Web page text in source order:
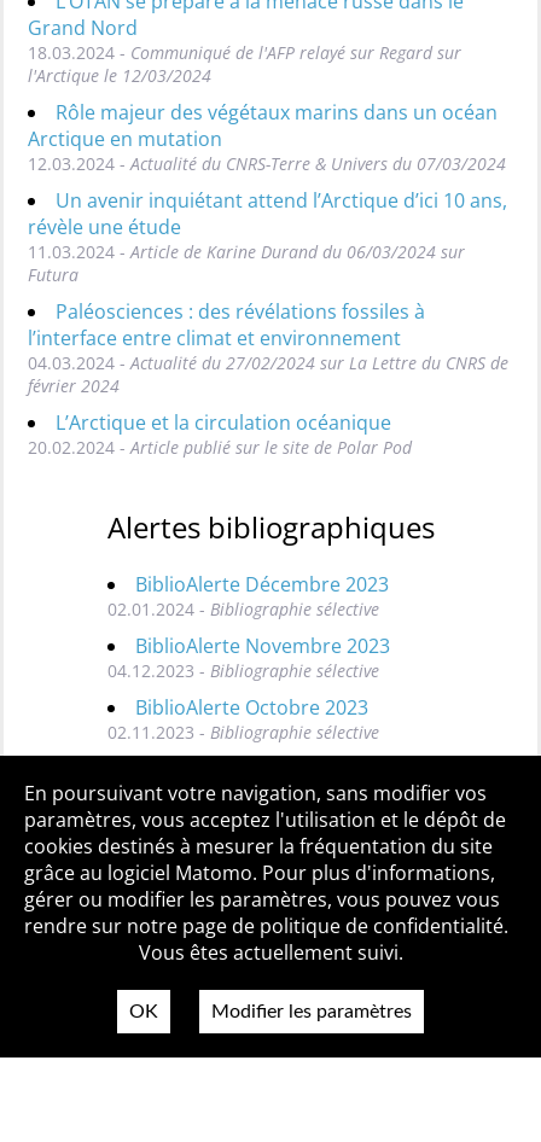
Grand Nord
18.03.2024 - Communiqué de l'AFP relayé sur Regard sur
l'Arctique le 12/03/2024
Rôle majeur des végétaux marins dans un océan
Arctique en mutation
12.03.2024 - Actualité du CNRS-Terre & Univers du 07/03/2024
Un avenir inquiétant attend l’Arctique d’ici 10 ans,
révèle une étude
11.03.2024 - Article de Karine Durand du 06/03/2024 sur
Futura
Paléosciences : des révélations fossiles à
l’interface entre climat et environnement
04.03.2024 - Actualité du 27/02/2024 sur La Lettre du CNRS de
février 2024
L’Arctique et la circulation océanique
20.02.2024 - Article publié sur le site de Polar Pod
Alertes bibliographiques
BiblioAlerte Décembre 2023
02.01.2024 - Bibliographie sélective
BiblioAlerte Novembre 2023
04.12.2023 - Bibliographie sélective
BiblioAlerte Octobre 2023
02.11.2023 - Bibliographie sélective
Toutes les BiblioAlertes
Qui sommes-nous ? Mentions légales
Accessibilité
Politique de confidentialité
Contact
En poursuivant votre navigation, sans modifier vos
paramètres, vous acceptez l'utilisation et le dépôt de
cookies destinés à mesurer la fréquentation du site
grâce au logiciel Matomo. Pour plus d'informations,
gérer ou modifier les paramètres, vous pouvez vous
rendre sur notre page de politique de confidentialité.
Vous êtes actuellement suivi.
OK Modifier les paramètres